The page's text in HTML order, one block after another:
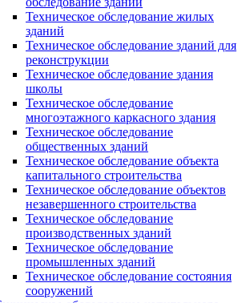
Техническое обследование жилых
зданий
Техническое обследование зданий для
реконструкции
Техническое обследование здания
школы
Техническое обследование
многоэтажного каркасного здания
Техническое обследование
общественных зданий
Техническое обследование объекта
капитального строительства
Техническое обследование объектов
незавершенного строительства
Техническое обследование
производственных зданий
Техническое обследование
промышленных зданий
Техническое обследование состояния
сооружений